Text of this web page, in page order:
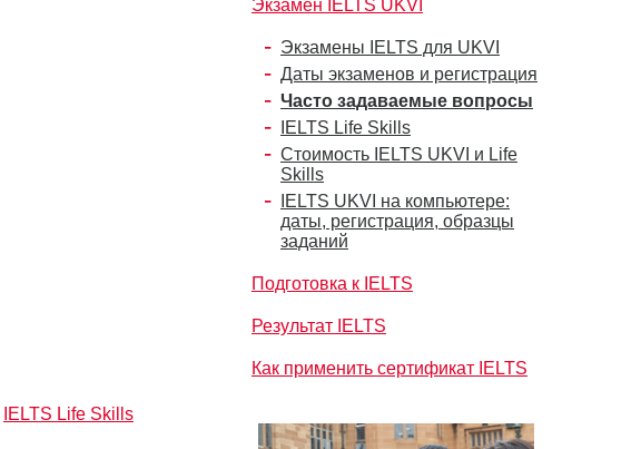
IELTS Life Skills
Экзамен IELTS UKVI
Экзамены IELTS для UKVI
Даты экзаменов и регистрация
Часто задаваемые вопросы
IELTS Life Skills
Стоимость IELTS UKVI и Life
Skills
IELTS UKVI на компьютере:
даты, регистрация, образцы
заданий
Подготовка к IELTS
Результат IELTS
Как применить сертификат IELTS